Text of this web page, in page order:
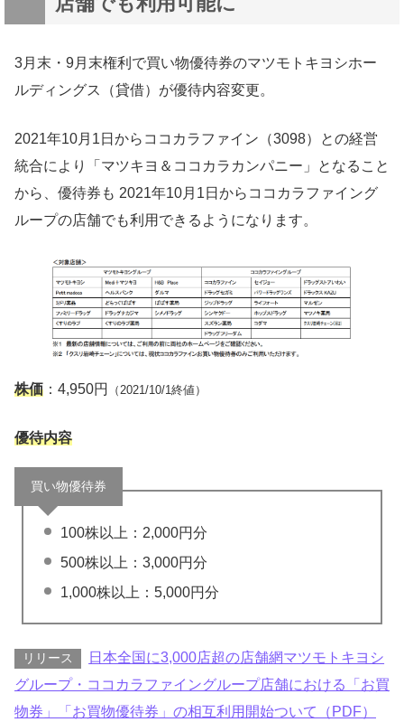
3月末・9月末権利で買い物優待券のマツモトキヨシホー
ルディングス（貸借）が優待内容変更。
2021年10月1日からココカラファイン（3098）との経営
統合により「マツキヨ＆ココカラカンパニー」となること
から、優待券も 2021年10月1日からココカラファイング
ループの店舗でも利用できるようになります。
株価 ：4,950円 （2021/10/1終値）
優待内容
買い物優待券
100株以上：2,000円分
500株以上：3,000円分
1,000株以上：5,000円分
リリース
日本全国に3,000店超の店舗網マツモトキヨシ
グループ・ココカラファイングループ店舗における「お買
物券」「お買物優待券」の相互利用開始ついて（PDF）